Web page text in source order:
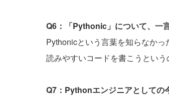
Q6：「Pythonic」について、一
Pythonicという言葉を知らなか
読みやすいコードを書こうとい
Q7：Pythonエンジニアとしての